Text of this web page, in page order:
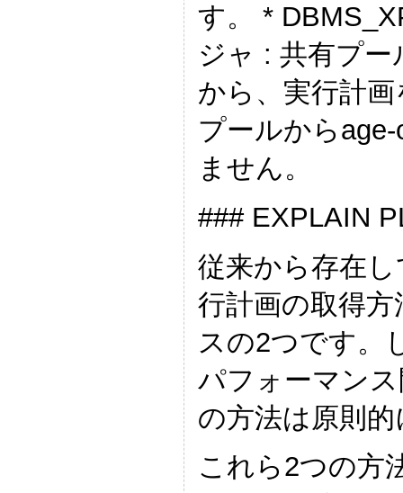
す。 *
ジャ : 共有プ
から、実行計
プールから
ません。
### EXPLAIN
従来から存在
行計画の取得
スの2つです。
パフォーマン
の方法は原則
これら2つの方